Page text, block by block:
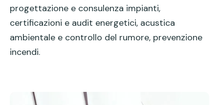
progettazione e consulenza impianti,
certificazioni e audit energetici, acustica
ambientale e controllo del rumore, prevenzione
incendi.